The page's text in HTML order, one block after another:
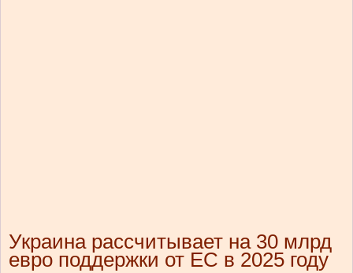
Украина рассчитывает на 30 млрд
евро поддержки от ЕС в 2025 году